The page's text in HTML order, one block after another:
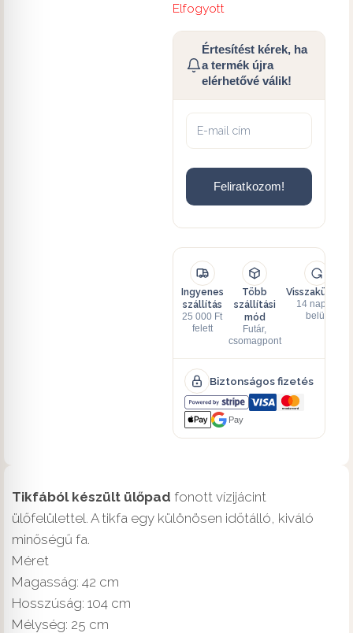
Elfogyott
Értesítést kérek, ha
a termék újra
elérhetővé válik!
Feliratkozom!
Ingyenes
szállítás
25 000 Ft
felett
Több
szállítási
mód
Futár,
csomagpont
Visszaküldés
14 napon
belül
Biztonságos fizetés
Pay
Tikfából készült ülőpad fonott vízijácint
ülőfelülettel. A tikfa egy különösen időtálló, kiváló
minőségű fa.
Méret
Magasság: 42 cm
Hosszúság: 104 cm
Mélység: 25 cm